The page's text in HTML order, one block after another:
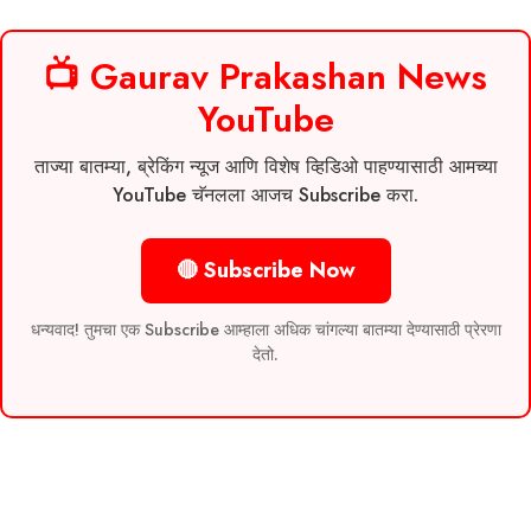
📺 Gaurav Prakashan News
YouTube
ताज्या बातम्या, ब्रेकिंग न्यूज आणि विशेष व्हिडिओ पाहण्यासाठी आमच्या
YouTube चॅनलला आजच Subscribe करा.
🔴 Subscribe Now
धन्यवाद! तुमचा एक Subscribe आम्हाला अधिक चांगल्या बातम्या देण्यासाठी प्रेरणा
देतो.